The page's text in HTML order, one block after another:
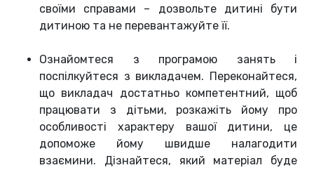
своїми справами – дозвольте дитині бути
дитиною та не перевантажуйте її.
Ознайомтеся з програмою занять і
поспілкуйтеся з викладачем. Переконайтеся,
що викладач достатньо компетентний, щоб
працювати з дітьми, розкажіть йому про
особливості характеру вашої дитини, це
допоможе йому швидше налагодити
взаємини. Дізнайтеся, який матеріал буде